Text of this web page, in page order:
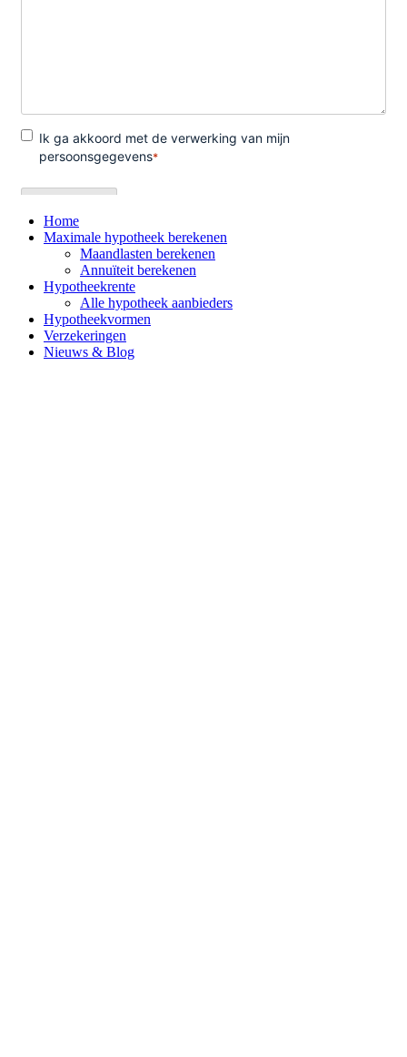
Home
Maximale hypotheek berekenen
Maandlasten berekenen
Annuïteit berekenen
Hypotheekrente
Alle hypotheek aanbieders
Hypotheekvormen
Verzekeringen
Nieuws & Blog